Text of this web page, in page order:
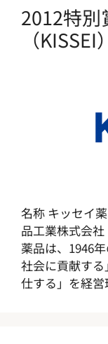
2012特別
（KISSEI
名称 キッセイ
品工業株式会
薬品は、1946
社会に貢献す
仕する」を経